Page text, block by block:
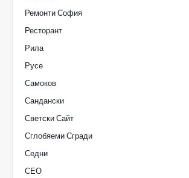
Ремонти София
Ресторант
Рила
Русе
Самоков
Сандански
Светски Сайт
Сглобяеми Сгради
Седни
СЕО